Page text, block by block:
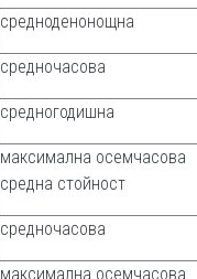
средноденонощна
средночасова
средногодишна
максимална осемчасова
средна стойност
средночасова
максимална осемчасова